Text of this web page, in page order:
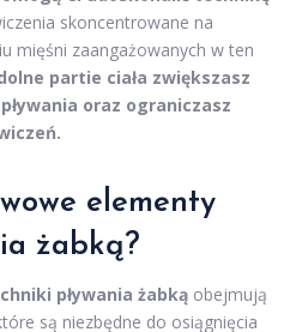
skoncentrowane na
mięśni zaangażowanych w ten
partie ciała zwiększasz
oraz ograniczasz
elementy
żabką?
pływania żabką obejmują
są niezbędne do osiągnięcia